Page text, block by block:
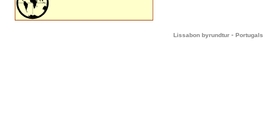
Lissabon byrundtur - Portugals